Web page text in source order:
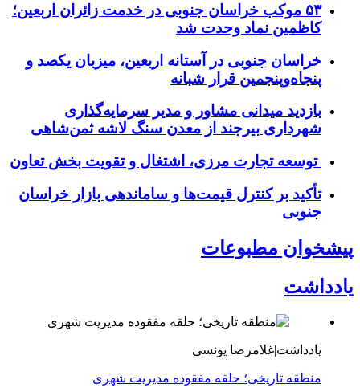
۵۳ موکب خراسان جنوبی در خدمت زائران اربعین؛
کاظمین نماد وحدت شد
خراسان جنوبی در آستانه اربعین، میزبان یکصد و
پنجاه‌وپنجمین قرار شبانه
بازدید میدانی مشاور و مدیر سرمایه‌گذاری
شهرداری بیرجند از معدن سنگ لاشه ثمن‌شاهی
توسعه تجارت مرزی، اشتغال و تقویت بخش تعاون
تأکید بر کنترل قیمت‌ها و ساماندهی بازار خراسان
جنوبی
پیشخوان مطبوعات
یادداشت
یادداشت|غلامرضا یونسی
منطقه تاریخی؛ حلقه مفقوده مدیریت شهری